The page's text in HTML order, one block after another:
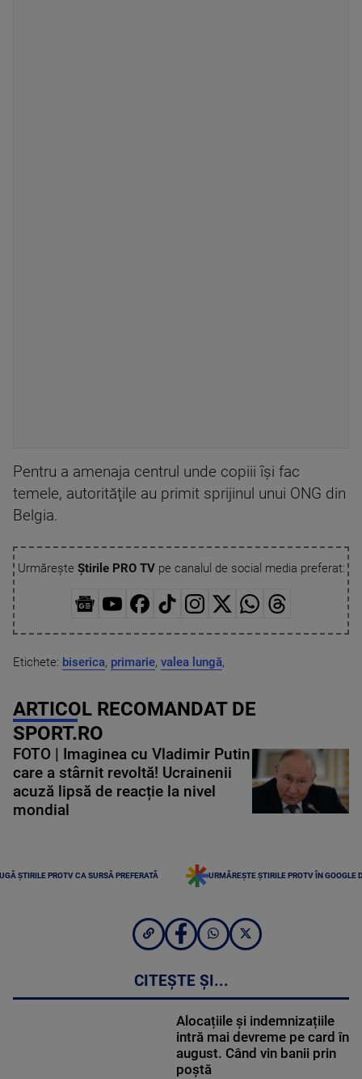
Pentru a amenaja centrul unde copiii îşi fac
temele, autorităţile au primit sprijinul unui ONG din
Belgia.
Urmărește Știrile PRO TVpe canalul de social media preferat:
Etichete: biserica, primarie, valea lungă,
ARTICOL RECOMANDAT DE
SPORT.RO
FOTO | Imaginea cu Vladimir Putin
care a stârnit revoltă! Ucrainenii
acuză lipsă de reacție la nivel
mondial
ȘTIRILE PROTV CA SURSĂ PREFERATĂ URMĂREȘTE ȘTIRILE PROTV ÎN GOOGLE
CITEȘTE ȘI...
Alocațiile și indemnizațiile
intră mai devreme pe card în
august. Când vin banii prin
poștă